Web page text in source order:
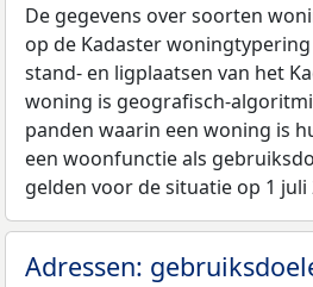
De gegevens over soorten
op de Kadaster
stand- en ligplaatsen van het
woning is geografisch-
panden waarin een woning is
een woonfunctie als
gelden voor de situatie op 1 juli
Adressen: